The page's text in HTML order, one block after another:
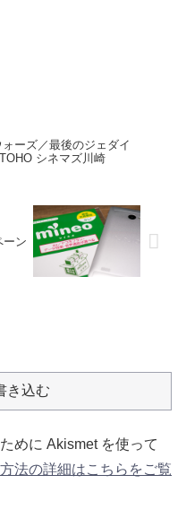
ォーズ／最後のジェダイ
シネマズ川崎
ーン
き込む
めに Akismet を使って
法の詳細はこちらをご覧